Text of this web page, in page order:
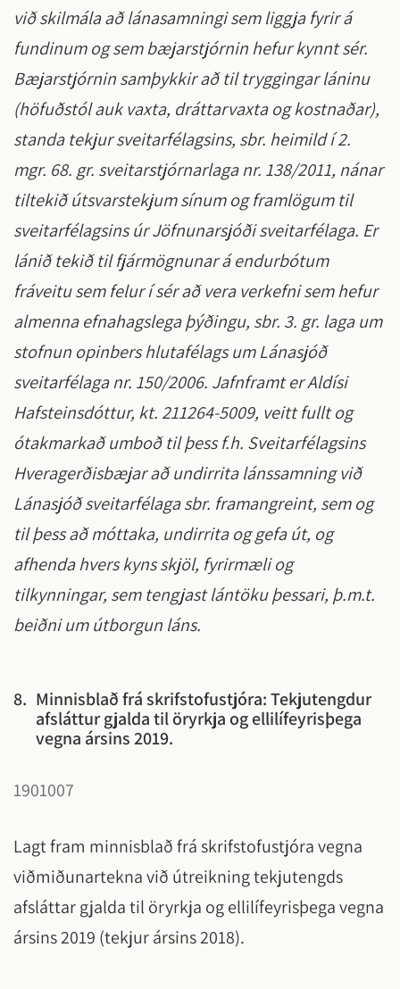
við skilmála að lánasamningi sem liggja fyrir á
fundinum og sem bæjarstjórnin hefur kynnt sér.
Bæjarstjórnin samþykkir að til tryggingar láninu
(höfuðstól auk vaxta, dráttarvaxta og kostnaðar),
standa tekjur sveitarfélagsins, sbr. heimild í 2.
mgr. 68. gr. sveitarstjórnarlaga nr. 138/2011, nánar
tiltekið útsvarstekjum sínum og framlögum til
sveitarfélagsins úr Jöfnunarsjóði sveitarfélaga. Er
lánið tekið til fjármögnunar á endurbótum
fráveitu sem felur í sér að vera verkefni sem hefur
almenna efnahagslega þýðingu, sbr. 3. gr. laga um
stofnun opinbers hlutafélags um Lánasjóð
sveitarfélaga nr. 150/2006. Jafnframt er Aldísi
Hafsteinsdóttur, kt. 211264-5009, veitt fullt og
ótakmarkað umboð til þess f.h. Sveitarfélagsins
Hveragerðisbæjar að undirrita lánssamning við
Lánasjóð sveitarfélaga sbr. framangreint, sem og
til þess að móttaka, undirrita og gefa út, og
afhenda hvers kyns skjöl, fyrirmæli og
tilkynningar, sem tengjast lántöku þessari, þ.m.t.
beiðni um útborgun láns.
8. Minnisblað frá skrifstofustjóra: Tekjutengdur
afsláttur gjalda til öryrkja og ellilífeyrisþega
vegna ársins 2019.
1901007
Lagt fram minnisblað frá skrifstofustjóra vegna
viðmiðunartekna við útreikning tekjutengds
afsláttar gjalda til öryrkja og ellilífeyrisþega vegna
ársins 2019 (tekjur ársins 2018).